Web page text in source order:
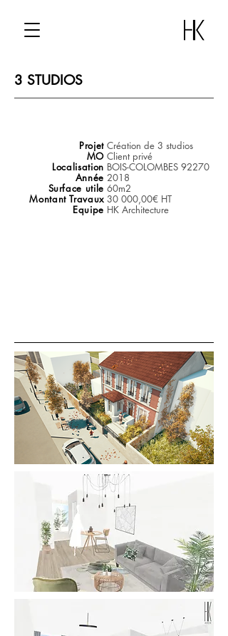
3 STUDIOS
Projet
MO
Localisation
Année
Surface utile
Montant Travaux
Equipe
Création de 3 studios
Client privé
BOIS-COLOMBES 92270
2018
60m2
30 000,00€ HT
HK Architecture